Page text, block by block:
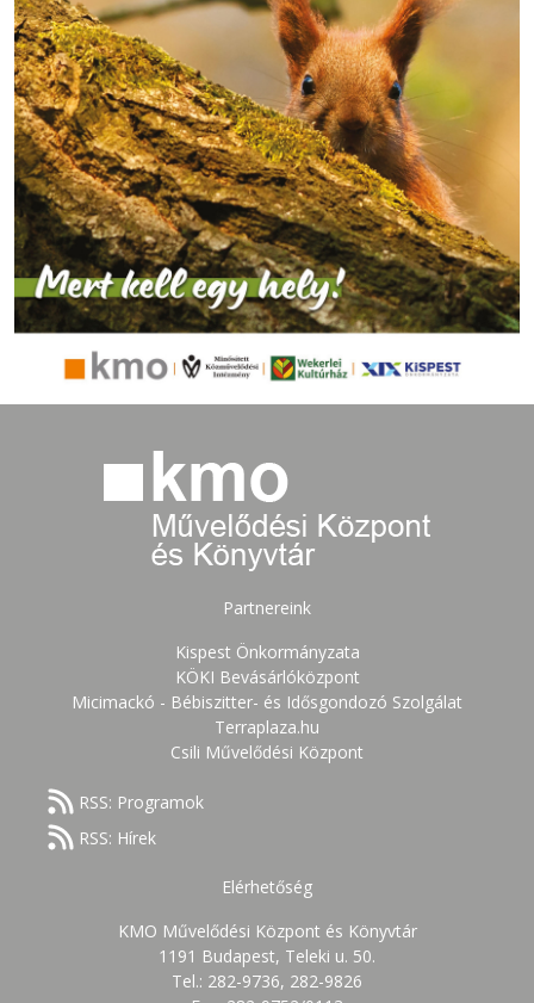
Partnereink
Kispest Önkormányzata
KÖKI Bevásárlóközpont
Micimackó - Bébiszitter- és Idősgondozó Szolgálat
Terraplaza.hu
Csili Művelődési Központ
RSS: Programok
RSS: Hírek
Elérhetőség
KMO Művelődési Központ és Könyvtár
1191 Budapest, Teleki u. 50.
Tel.: 282-9736, 282-9826